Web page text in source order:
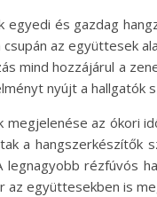
egyedi és gazdag
az együttesek
mind hozzájárul a
nyújt a hallgatók
megjelenése az ókori
a hangszerkészítők
legnagyobb rézfúvós
az együttesekben is